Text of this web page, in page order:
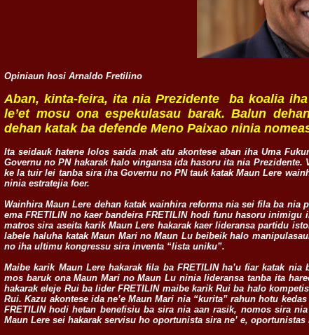
Opiniaun hosi Arnaldo Fretilino
Aban, kinta-feira, ita nia Prezidente ba koalia
le’et mosu ona espekulasau barak. Balun
dehan katak ba defende Meno Paixao ninia
Ita seidauk hatene lolos saida mak atu akontese aban iha Uma
Governu no PN hakarak halo vingansa ida hasoru ita nia
ke la tuir lei tanba sira iha Governu no PN tauk katak Maun Lere
ninia estratejia foer.
Wainhira Maun Lere dehan katak wainhira reforma nia sei fila ba nia
ema FRETILIN no kaer bandeira FRETILIN hodi funu hasoru
matros sira aseita karik Maun Lere hakarak kaer lideransa partidu
labele haluha katak Maun Mari no Maun Lu beibeik halo
no iha ultimu kongressu sira inventa “lista uniku”.
Maibe karik Maun Lere hakarak fila ba FRETILIN ha’u fiar katak
mos baruk ona Maun Mari no Maun Lu ninia lideransa tanba ita
hakarak eleje Rui ba lider FRETILIN maibe karik Rui ba halo
Rui. Kazu akontese ida ne’e Maun Mari nia “kurita” rahun hotu
FRETILIN hodi hetan benefisiu ba sira nia aan rasik, nomos sira
Maun Lere sei hakarak servisu ho oportunista sira ne’ e,